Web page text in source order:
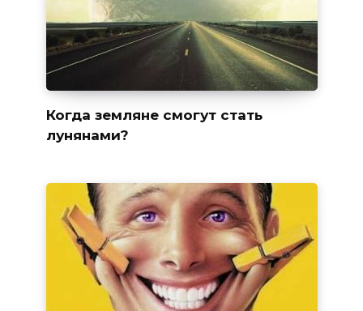
Когда земляне смогут стать
лунянами?